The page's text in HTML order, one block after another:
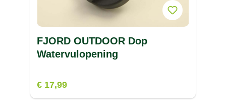
FJORD OUTDOOR Dop
Watervulopening
€ 17,99